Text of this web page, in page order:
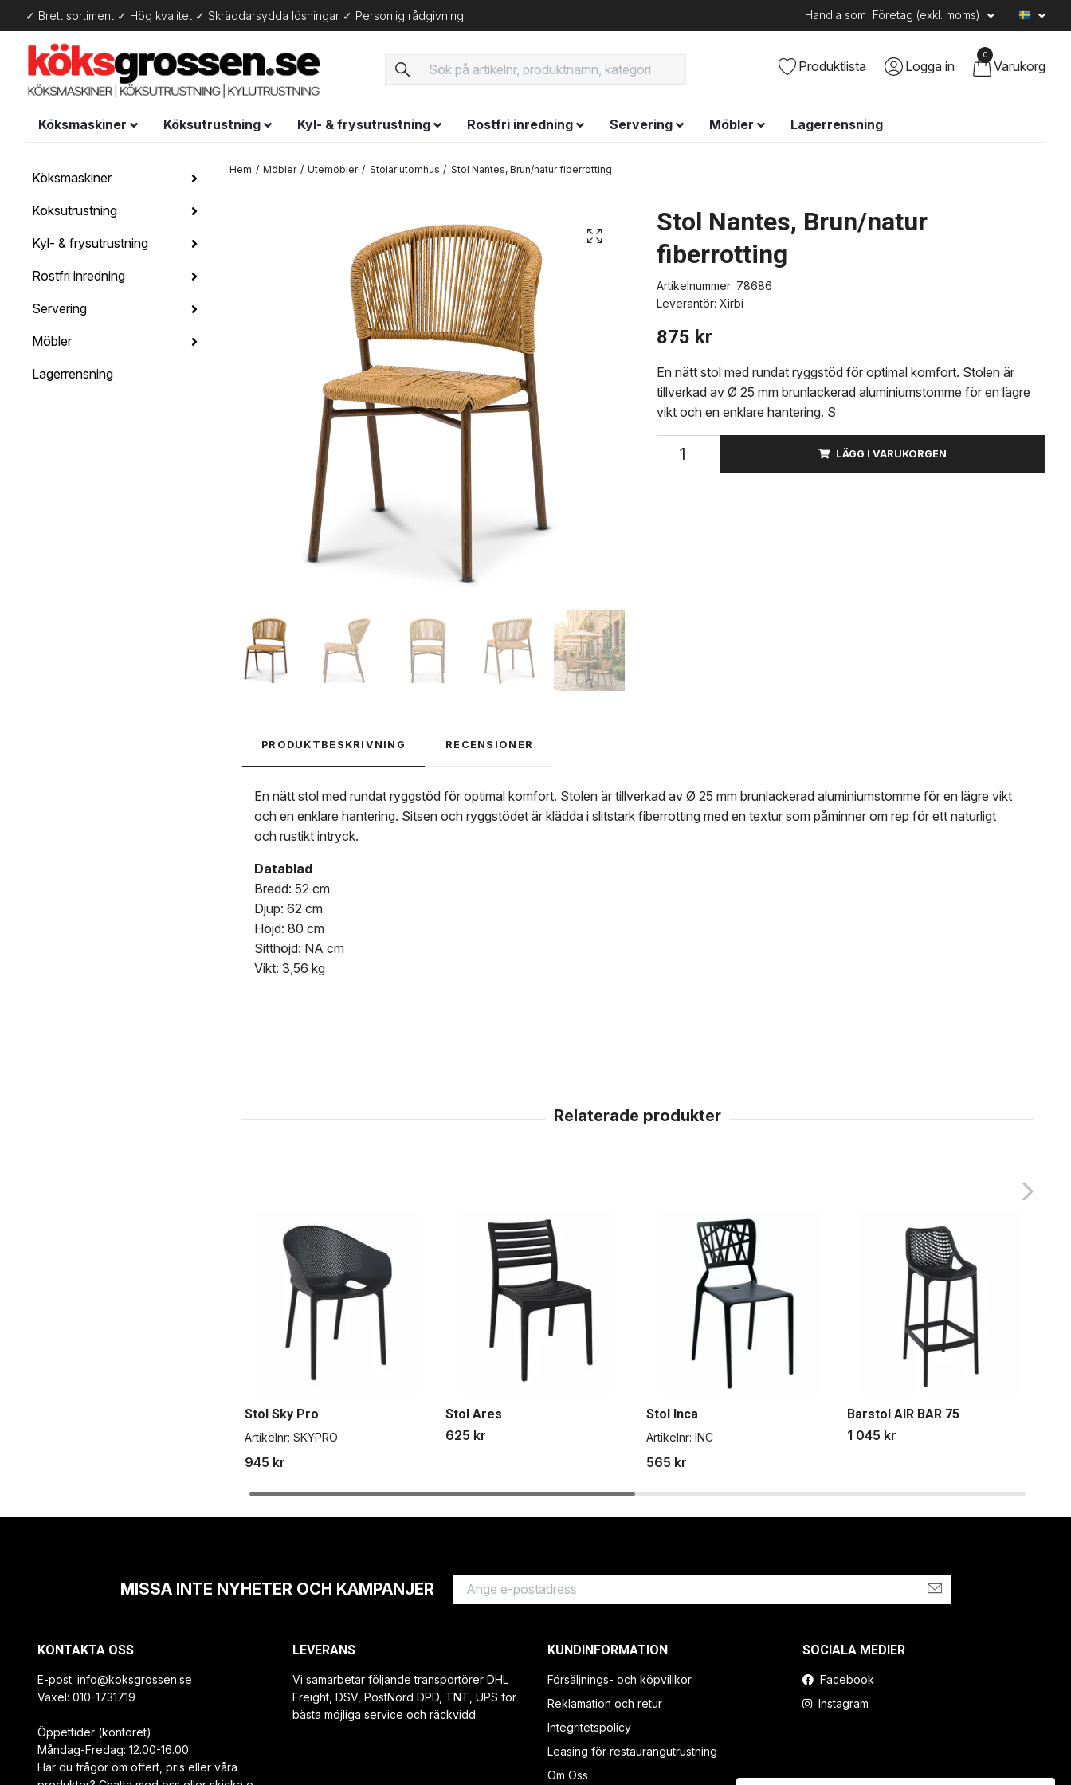
✓ Brett sortiment ✓ Hög kvalitet ✓ Skräddarsydda lösningar ✓ Personlig rådgivning Handla som Företag (exkl. moms)
Produktlista Logga in
0
Varukorg
Köksmaskiner Köksutrustning Kyl- & frysutrustning Rostfri inredning Servering Möbler Lagerrensning
Köksmaskiner
Köksutrustning
Kyl- & frysutrustning
Rostfri inredning
Servering
Möbler
Lagerrensning
Hem Möbler Utemöbler Stolar utomhus Stol Nantes, Brun/natur fiberrotting
Stol Nantes, Brun/natur
fiberrotting
Artikelnummer: 78686
Leverantör: Xirbi
875 kr
En nätt stol med rundat ryggstöd för optimal komfort. Stolen är
tillverkad av Ø 25 mm brunlackerad aluminiumstomme för en lägre
vikt och en enklare hantering. S
LÄGG I VARUKORGEN
PRODUKTBESKRIVNING RECENSIONER
En nätt stol med rundat ryggstöd för optimal komfort. Stolen är tillverkad av Ø 25 mm brunlackerad aluminiumstomme för en lägre vikt
och en enklare hantering. Sitsen och ryggstödet är klädda i slitstark fiberrotting med en textur som påminner om rep för ett naturligt
och rustikt intryck.
Datablad
Bredd: 52 cm
Djup: 62 cm
Höjd: 80 cm
Sitthöjd: NA cm
Vikt: 3,56 kg
Stol Sky Pro
Artikelnr: SKYPRO
945 kr
Stol Ares
625 kr
Stol Inca
Artikelnr: INC
565 kr
Barstol AIR BAR 75
1 045 kr
MISSA INTE NYHETER OCH KAMPANJER
KONTAKTA OSS
E-post: info@koksgrossen.se
Växel: 010-1731719
Öppettider (kontoret)
Måndag-Fredag: 12.00-16.00
Har du frågor om offert, pris eller våra
LEVERANS
Vi samarbetar följande transportörer DHL
Freight, DSV, PostNord DPD, TNT, UPS för
bästa möjliga service och räckvidd.
KUNDINFORMATION
Försäljnings- och köpvillkor
Reklamation och retur
Integritetspolicy
Leasing för restaurangutrustning
Om Oss
SOCIALA MEDIER
Facebook
Instagram